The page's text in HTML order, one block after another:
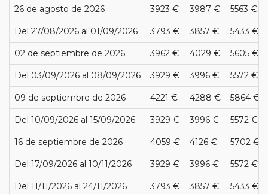
26 de agosto de 2026 3923 € 3987 € 5563 €
Del 27/08/2026 al 01/09/2026 3793 € 3857 € 5433 €
02 de septiembre de 2026 3962 € 4029 € 5605 €
Del 03/09/2026 al 08/09/2026 3929 € 3996 € 5572 €
09 de septiembre de 2026 4221 € 4288 € 5864 €
Del 10/09/2026 al 15/09/2026 3929 € 3996 € 5572 €
16 de septiembre de 2026 4059 € 4126 € 5702 €
Del 17/09/2026 al 10/11/2026 3929 € 3996 € 5572 €
Del 11/11/2026 al 24/11/2026 3793 € 3857 € 5433 €